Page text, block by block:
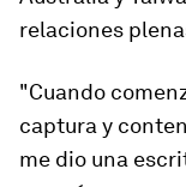
relaciones
"Cuando
captura y
me dio una